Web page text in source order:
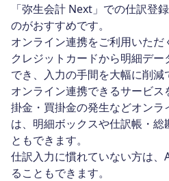
「弥生会計 Next」での仕訳登
のがおすすめです。
オンライン連携をご利用いた
クレジットカードから明細デ
でき、入力の手間を大幅に削減
オンライン連携できるサービ
掛金・買掛金の発生などオン
は、明細ボックスや仕訳帳・総
ともできます。
仕訳入力に慣れていない方は
ることもできます。